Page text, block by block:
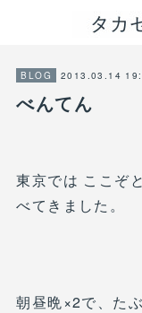
BLOG 2013.03.14
べんてん
東京では ここぞ
べてきました。
朝昼晩×2で、た